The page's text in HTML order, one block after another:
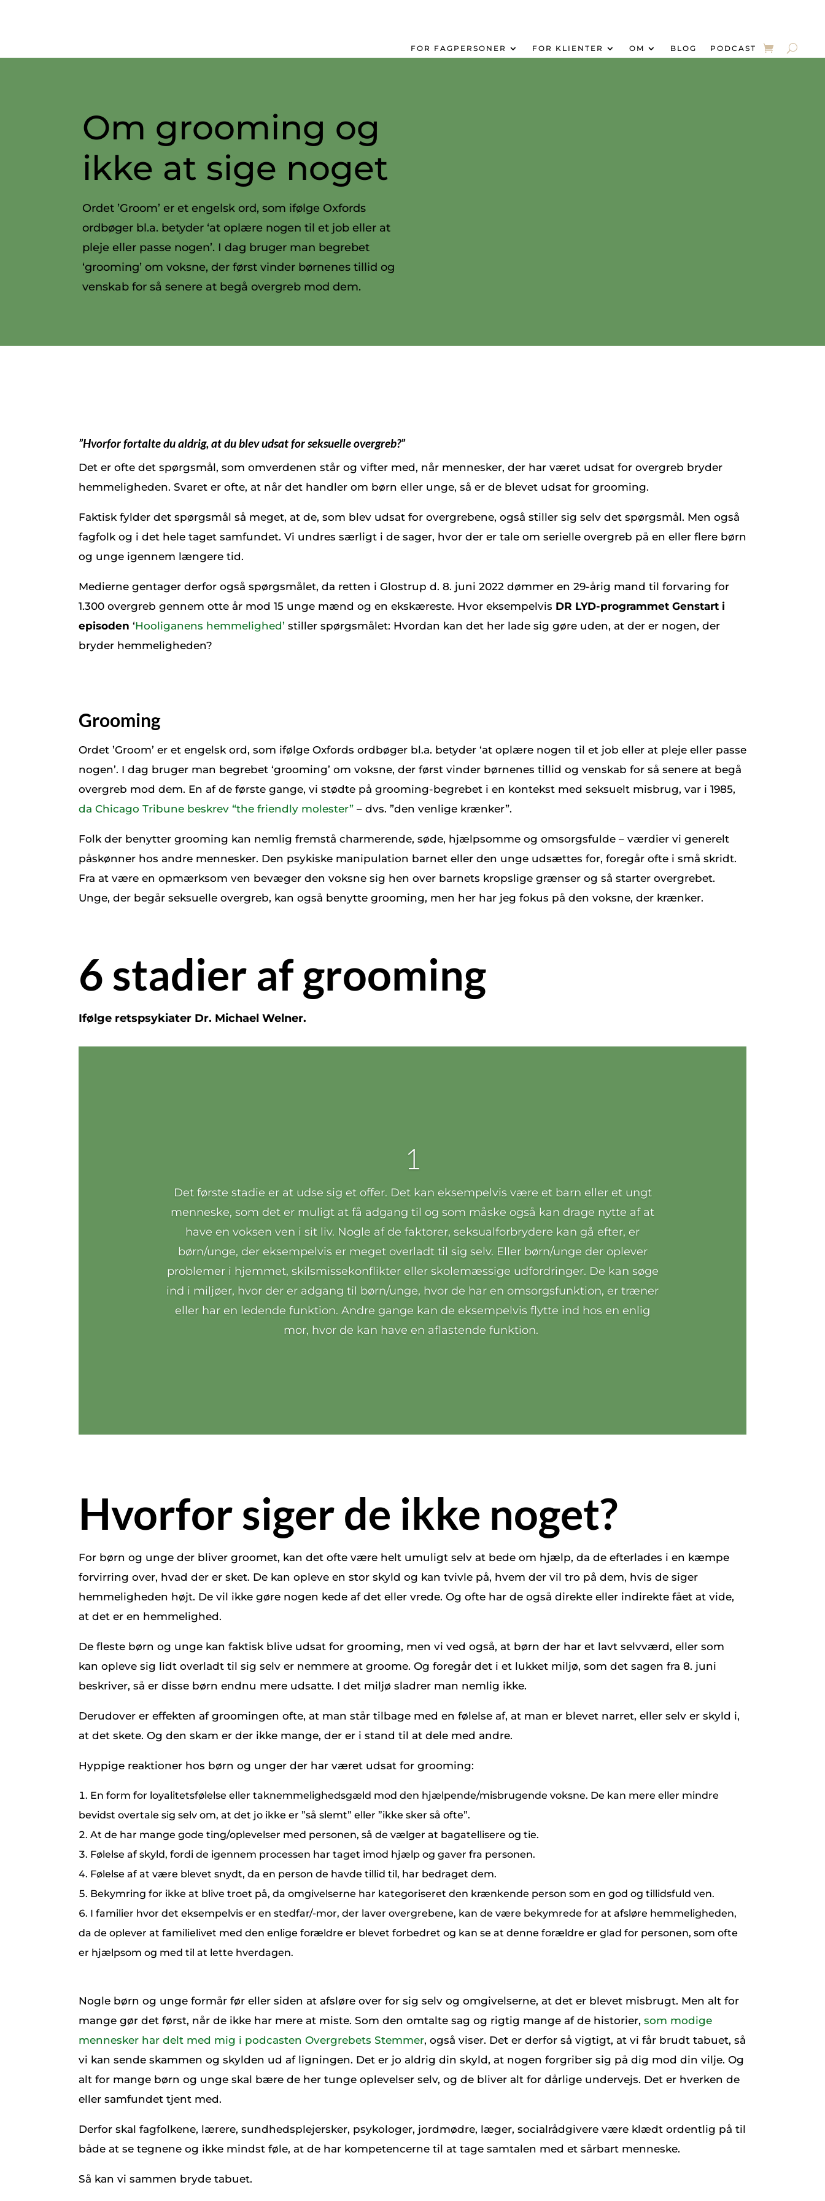
FOR FAGPERSONER FOR KLIENTER OM BLOG PODCAST
Om grooming og
ikke at sige noget
Ordet ’Groom’ er et engelsk ord, som ifølge Oxfords
ordbøger bl.a. betyder ‘at oplære nogen til et job eller at
pleje eller passe nogen’. I dag bruger man begrebet
‘grooming’ om voksne, der først vinder børnenes tillid og
venskab for så senere at begå overgreb mod dem.
”Hvorfor fortalte du aldrig, at du blev udsat for seksuelle overgreb?”
Det er ofte det spørgsmål, som omverdenen står og vifter med, når mennesker, der har været udsat for overgreb bryder
hemmeligheden. Svaret er ofte, at når det handler om børn eller unge, så er de blevet udsat for grooming.
Faktisk fylder det spørgsmål så meget, at de, som blev udsat for overgrebene, også stiller sig selv det spørgsmål. Men også
fagfolk og i det hele taget samfundet. Vi undres særligt i de sager, hvor der er tale om serielle overgreb på en eller flere børn
og unge igennem længere tid.
Medierne gentager derfor også spørgsmålet, da retten i Glostrup d. 8. juni 2022 dømmer en 29-årig mand til forvaring for
1.300 overgreb gennem otte år mod 15 unge mænd og en ekskæreste. Hvor eksempelvis DR LYD-programmet Genstart i
episoden ‘Hooliganens hemmelighed’ stiller spørgsmålet: Hvordan kan det her lade sig gøre uden, at der er nogen, der
bryder hemmeligheden?
Grooming
Ordet ’Groom’ er et engelsk ord, som ifølge Oxfords ordbøger bl.a. betyder ‘at oplære nogen til et job eller at pleje eller passe
nogen’. I dag bruger man begrebet ‘grooming’ om voksne, der først vinder børnenes tillid og venskab for så senere at begå
overgreb mod dem. En af de første gange, vi stødte på grooming-begrebet i en kontekst med seksuelt misbrug, var i 1985,
da Chicago Tribune beskrev “the friendly molester”– dvs. ”den venlige krænker”.
Folk der benytter grooming kan nemlig fremstå charmerende, søde, hjælpsomme og omsorgsfulde – værdier vi generelt
påskønner hos andre mennesker. Den psykiske manipulation barnet eller den unge udsættes for, foregår ofte i små skridt.
Fra at være en opmærksom ven bevæger den voksne sig hen over barnets kropslige grænser og så starter overgrebet.
Unge, der begår seksuelle overgreb, kan også benytte grooming, men her har jeg fokus på den voksne, der krænker.
6 stadier af grooming
Ifølge retspsykiater Dr. Michael Welner.
1
Det første stadie er at udse sig et offer. Det kan eksempelvis være et barn eller et ungt
menneske, som det er muligt at få adgang til og som måske også kan drage nytte af at
have en voksen ven i sit liv. Nogle af de faktorer, seksualforbrydere kan gå efter, er
børn/unge, der eksempelvis er meget overladt til sig selv. Eller børn/unge der oplever
problemer i hjemmet, skilsmissekonflikter eller skolemæssige udfordringer. De kan søge
ind i miljøer, hvor der er adgang til børn/unge, hvor de har en omsorgsfunktion, er træner
eller har en ledende funktion. Andre gange kan de eksempelvis flytte ind hos en enlig
mor, hvor de kan have en aflastende funktion.
Hvorfor siger de ikke noget?
For børn og unge der bliver groomet, kan det ofte være helt umuligt selv at bede om hjælp, da de efterlades i en kæmpe
forvirring over, hvad der er sket. De kan opleve en stor skyld og kan tvivle på, hvem der vil tro på dem, hvis de siger
hemmeligheden højt. De vil ikke gøre nogen kede af det eller vrede. Og ofte har de også direkte eller indirekte fået at vide,
at det er en hemmelighed.
De fleste børn og unge kan faktisk blive udsat for grooming, men vi ved også, at børn der har et lavt selvværd, eller som
kan opleve sig lidt overladt til sig selv er nemmere at groome. Og foregår det i et lukket miljø, som det sagen fra 8. juni
beskriver, så er disse børn endnu mere udsatte. I det miljø sladrer man nemlig ikke.
Derudover er effekten af groomingen ofte, at man står tilbage med en følelse af, at man er blevet narret, eller selv er skyld i,
at det skete. Og den skam er der ikke mange, der er i stand til at dele med andre.
Hyppige reaktioner hos børn og unger der har været udsat for grooming:
En form for loyalitetsfølelse eller taknemmelighedsgæld mod den hjælpende/misbrugende voksne. De kan mere eller mindre
bevidst overtale sig selv om, at det jo ikke er ”så slemt” eller ”ikke sker så ofte”.
At de har mange gode ting/oplevelser med personen, så de vælger at bagatellisere og tie.
Følelse af skyld, fordi de igennem processen har taget imod hjælp og gaver fra personen.
Følelse af at være blevet snydt, da en person de havde tillid til, har bedraget dem.
Bekymring for ikke at blive troet på, da omgivelserne har kategoriseret den krænkende person som en god og tillidsfuld ven.
I familier hvor det eksempelvis er en stedfar/-mor, der laver overgrebene, kan de være bekymrede for at afsløre hemmeligheden,
da de oplever at familielivet med den enlige forældre er blevet forbedret og kan se at denne forældre er glad for personen, som ofte
er hjælpsom og med til at lette hverdagen.
Nogle børn og unge formår før eller siden at afsløre over for sig selv og omgivelserne, at det er blevet misbrugt. Men alt for
mange gør det først, når de ikke har mere at miste. Som den omtalte sag og rigtig mange af de historier, som modige
mennesker har delt med mig i podcasten Overgrebets Stemmer, også viser. Det er derfor så vigtigt, at vi får brudt tabuet, så
vi kan sende skammen og skylden ud af ligningen. Det er jo aldrig din skyld, at nogen forgriber sig på dig mod din vilje. Og
alt for mange børn og unge skal bære de her tunge oplevelser selv, og de bliver alt for dårlige undervejs. Det er hverken de
eller samfundet tjent med.
Derfor skal fagfolkene, lærere, sundhedsplejersker, psykologer, jordmødre, læger, socialrådgivere være klædt ordentlig på til
både at se tegnene og ikke mindst føle, at de har kompetencerne til at tage samtalen med et sårbart menneske.
Så kan vi sammen bryde tabuet.